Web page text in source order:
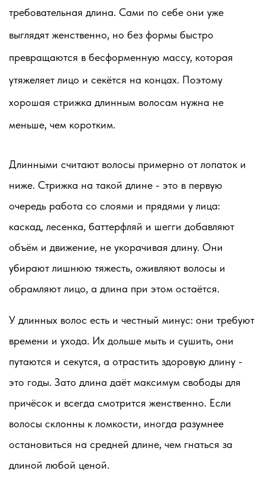
требовательная длина. Сами по себе они уже
выглядят женственно, но без формы быстро
превращаются в бесформенную массу, которая
утяжеляет лицо и секётся на концах. Поэтому
хорошая стрижка длинным волосам нужна не
меньше, чем коротким.
Длинными считают волосы примерно от лопаток и
ниже. Стрижка на такой длине - это в первую
очередь работа со слоями и прядями у лица:
каскад, лесенка, баттерфляй и шегги добавляют
объём и движение, не укорачивая длину. Они
убирают лишнюю тяжесть, оживляют волосы и
обрамляют лицо, а длина при этом остаётся.
У длинных волос есть и честный минус: они требуют
времени и ухода. Их дольше мыть и сушить, они
путаются и секутся, а отрастить здоровую длину -
это годы. Зато длина даёт максимум свободы для
причёсок и всегда смотрится женственно. Если
волосы склонны к ломкости, иногда разумнее
остановиться на средней длине, чем гнаться за
длиной любой ценой.